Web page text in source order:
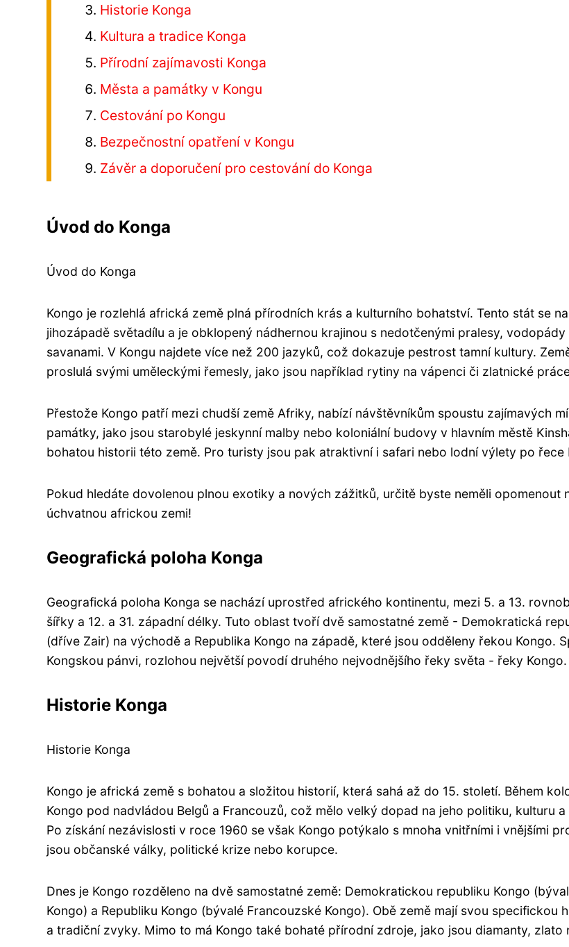
Historie Konga
Kultura a tradice Konga
Přírodní zajímavosti Konga
Města a památky v Kongu
Cestování po Kongu
Bezpečnostní opatření v Kongu
Závěr a doporučení pro cestování do Konga
Úvod do Konga
Úvod do Konga
Kongo je rozlehlá africká země plná přírodních krás a kulturního bohatství. Tento stát se
jihozápadě světadílu a je obklopený nádhernou krajinou s nedotčenými pralesy, vodopády
savanami. V Kongu najdete více než 200 jazyků, což dokazuje pestrost tamní kultury.
proslulá svými uměleckými řemesly, jako jsou například rytiny na vápenci či zlatnické
Přestože Kongo patří mezi chudší země Afriky, nabízí návštěvníkům spoustu zajímavých
památky, jako jsou starobylé jeskynní malby nebo koloniální budovy v hlavním městě
bohatou historii této země. Pro turisty jsou pak atraktivní i safari nebo lodní výlety po řece
Pokud hledáte dovolenou plnou exotiky a nových zážitků, určitě byste neměli opomenout
úchvatnou africkou zemi!
Geografická poloha Konga
Geografická poloha Konga se nachází uprostřed afrického kontinentu, mezi 5. a 13.
šířky a 12. a 31. západní délky. Tuto oblast tvoří dvě samostatné země - Demokratická
(dříve Zair) na východě a Republika Kongo na západě, které jsou odděleny řekou Kongo.
Kongskou pánvi, rozlohou největší povodí druhého nejvodnějšího řeky světa - řeky Kongo.
Historie Konga
Historie Konga
Kongo je africká země s bohatou a složitou historií, která sahá až do 15. století. Během
Kongo pod nadvládou Belgů a Francouzů, což mělo velký dopad na jeho politiku, kulturu
Po získání nezávislosti v roce 1960 se však Kongo potýkalo s mnoha vnitřními i vnějšími
jsou občanské války, politické krize nebo korupce.
Dnes je Kongo rozděleno na dvě samostatné země: Demokratickou republiku Kongo
Kongo) a Republiku Kongo (bývalé Francouzské Kongo). Obě země mají svou specifickou
a tradiční zvyky. Mimo to má Kongo také bohaté přírodní zdroje, jako jsou diamanty, zlato